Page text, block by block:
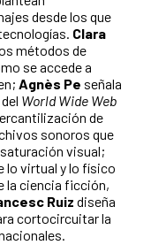
desde los que
Clara
métodos de
se accede a
Agnès Pe señala
World Wide Web
de
sonoros que
visual;
lo virtual y lo físico
la ciencia ficción,
Ruiz diseña
cortocircuitar la